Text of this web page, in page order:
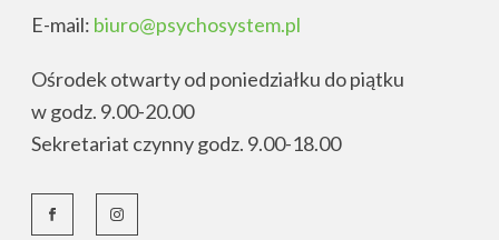
E-mail: biuro@psychosystem.pl
Ośrodek otwarty od poniedziałku do piątku
w godz. 9.00-20.00
Sekretariat czynny godz. 9.00-18.00